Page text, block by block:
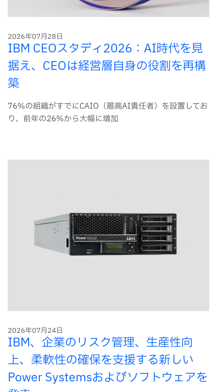
2026年07月28日
IBM CEOスタディ2026：AI時代を見
据え、CEOは経営層自身の役割を再構
築
76%の組織がすでにCAIO（最高AI責任者）を設置してお
り、前年の26%から大幅に増加
2026年07月24日
IBM、企業のリスク管理、生産性向
上、柔軟性の確保を支援する新しい
Power Systemsおよびソフトウェアを